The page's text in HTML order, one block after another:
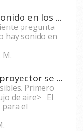
¿Qué hacer si no hay sonido en los altavoces del proyector cuando se conecta la PC/computadora portátil al proyector?
pregunta
hay sonido en
M.
¿Qué hacer cuando el proyector se apaga automáticamente?
Primero
de aire> El
el